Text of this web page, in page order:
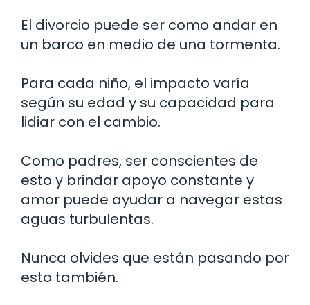
El divorcio puede ser como andar en
un barco en medio de una tormenta.
Para cada niño, el impacto varía
según su edad y su capacidad para
lidiar con el cambio.
Como padres, ser conscientes de
esto y brindar apoyo constante y
amor puede ayudar a navegar estas
aguas turbulentas.
Nunca olvides que están pasando por
esto también.